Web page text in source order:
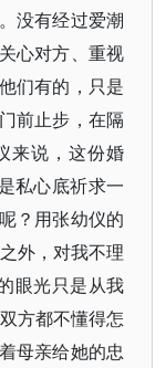
没有经过爱潮
心对方、重视
们有的，只是
前止步，在隔
来说，这份婚
私心底祈求一
？用张幼仪的
外，对我不理
眼光只是从我
方都不懂得怎
母亲给她的忠